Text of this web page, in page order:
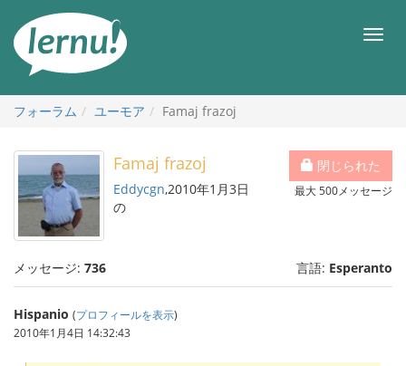
メ
フォーラム
ユーモア Famaj frazoj
閉じられた
最大 500メッセージ
Famaj frazoj
Eddycgn,2010年1月3日
の
メッセージ: 736 言語: Esperanto
Hispanio (プロフィールを表示)
2010年1月4日 14:32:43